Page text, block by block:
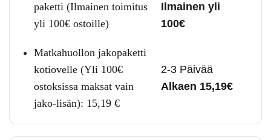
paketti (Ilmainen toimitus
yli 100€ ostoille)
Ilmainen yli
100€
Matkahuollon jakopaketti
kotiovelle (Yli 100€
ostoksissa maksat vain
jako-lisän): 15,19 €
2-3 Päivää
Alkaen 15,19€